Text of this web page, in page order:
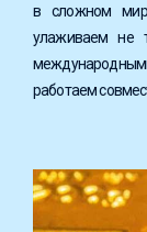
в сложном
улаживаем не
работаем